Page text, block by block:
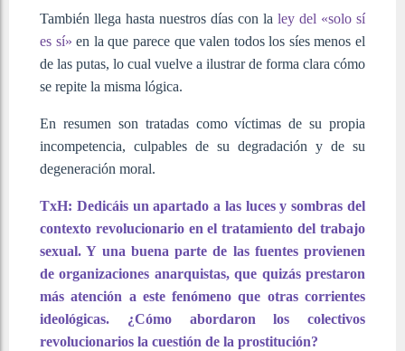
También llega hasta nuestros días con la ley del «solo sí
es sí» en la que parece que valen todos los síes menos el
de las putas, lo cual vuelve a ilustrar de forma clara cómo
se repite la misma lógica.
En resumen son tratadas como víctimas de su propia
incompetencia, culpables de su degradación y de su
degeneración moral.
TxH: Dedicáis un apartado a las luces y sombras del
contexto revolucionario en el tratamiento del trabajo
sexual. Y una buena parte de las fuentes provienen
de organizaciones anarquistas, que quizás prestaron
más atención a este fenómeno que otras corrientes
ideológicas. ¿Cómo abordaron los colectivos
revolucionarios la cuestión de la prostitución?